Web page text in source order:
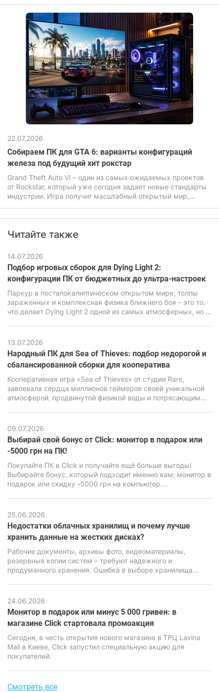
сложный шейдеры воды, дальнюю прорисовку и высокую
плотность объектов, что прямо влияет на требования к
железу.
22.07.2026
Собираем ПК для GTA 6: варианты конфигураций
железа под будущий хит рокстар
Grand Theft Auto VI – один из самых ожидаемых проектов
от Rockstar, который уже сегодня задает новые стандарты
индустрии. Игра получит масштабный открытый мир,
которые будут заметно выше чем у предыдущих частей
Читайте также
14.07.2026
Подбор игровых сборок для Dying Light 2:
конфигурации ПК от бюджетных до ультра-настроек
Паркур в постапокалиптическом открытом мире, толпы
зараженных и комплексная физика ближнего боя – это то,
что делает Dying Light 2 одной из самых атмосферных, но в
который за красивую картинку, продвинутую симуляцию и
реалистичную физику требует повышенной
производительности от ПК.
13.07.2026
Народный ПК для Sea of Thieves: подбор недорогой и
сбалансированной сборки для кооператива
Кооперативная игра «Sea of Thieves» от студии Rare,
завоевала сердца миллионов геймеров своей уникальной
атмосферой, продвинутой физикой воды и потрясающим
способный нагрузить даже современные ПК, особенно
бюджетного класса.
09.07.2026
Выбирай свой бонус от Click: монитор в подарок или
-5000 грн на ПК!
Покупайте ПК в Click и получайте ещё больше выгоды!
Выбирайте бонус, который подходит именно вам: монитор в
подарок или скидку -5000 грн на компьютер.
25.06.2026
Недостатки облачных хранилищ и почему лучше
хранить данные на жестких дисках?
Рабочие документы, архивы фото, видеоматериалы,
резервные копии систем – требуют надежного и
продуманного хранения. Ошибка в выборе хранилища
поэтому вопрос выбора между облачными сервисами и
локальными накопителями стоит особенно остро.
24.06.2026
Монитор в подарок или минус 5 000 гривен: в
магазине Click стартовала промоакция
Сегодня, в честь открытия нового магазина в ТРЦ Lavina
Mall в Киеве, Click запустил специальную акцию для
покупателей.
Смотреть все